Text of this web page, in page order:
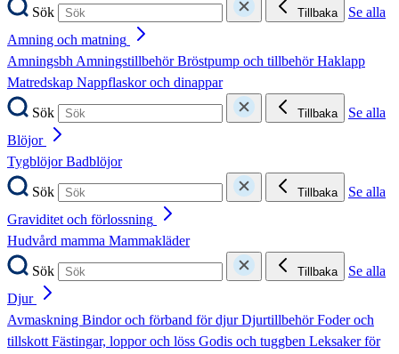
Sök
Tillbaka
Se alla
Amning och matning
AmningsbhAmningstillbehörBröstpump och tillbehörHaklapp
Matredskap Nappflaskor och dinappar
Sök
Tillbaka
Se alla
Blöjor
TygblöjorBadblöjor
Sök
Tillbaka
Se alla
Graviditet och förlossning
Hudvård mamma Mammakläder
Sök
Tillbaka
Se alla
Djur
Avmaskning Bindor och förband för djurDjurtillbehörFoder och
tillskottFästingar, loppor och löss Godis och tuggben Leksaker för